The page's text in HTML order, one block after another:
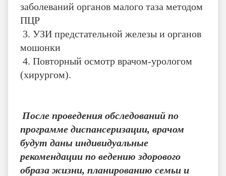
заболеваний органов малого таза методом
ПЦР
3. УЗИ предстательной железы и органов
мошонки
4. Повторный осмотр врачом-урологом
(хирургом).
После проведения обследований по
программе диспансеризации, врачом
будут даны индивидуальные
рекомендации по ведению здорового
образа жизни, планированию семьи и